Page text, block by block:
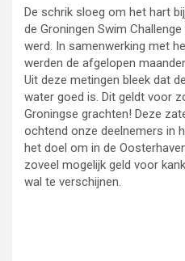
De schrik sloeg om het hart
de Groningen Swim
werd. In samenwerking met
werden de afgelopen
Uit deze metingen bleek dat
water goed is. Dit geldt voor
Groningse grachten! Deze
ochtend onze deelnemers in
het doel om in de
zoveel mogelijk geld voor
wal te verschijnen.